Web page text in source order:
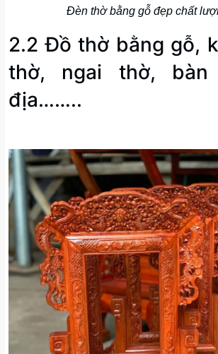
Đèn thờ bằng gỗ đẹp chất
2.2 Đồ thờ bằng gỗ,
thờ, ngai thờ,
địa……..